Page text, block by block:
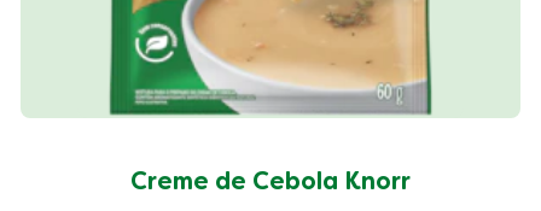
Creme de Cebola Knorr